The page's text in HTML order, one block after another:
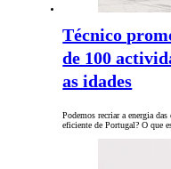
Técnico
de 100
as idades
Podemos recriar a energia
eficiente de Portugal? O que